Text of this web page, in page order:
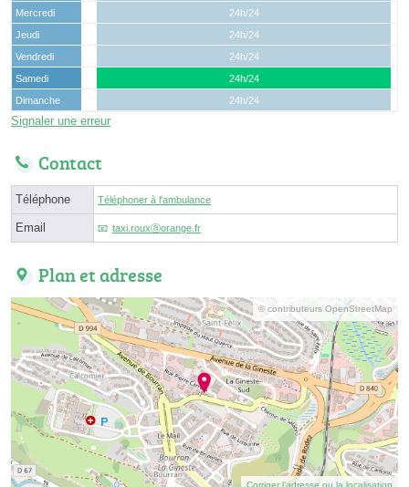
Mercredi
24h/24
Jeudi
24h/24
Vendredi
24h/24
Samedi
24h/24
Dimanche
24h/24
Signaler une erreur
Contact
Téléphone Téléphoner à l'ambulance
Email taxi.rouxⓐorange.fr
Plan et adresse
© contributeurs OpenStreetMap
Corriger l’adresse ou la localisation